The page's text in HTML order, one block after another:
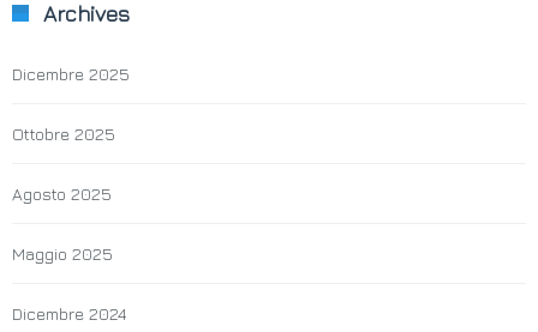
Archives
Dicembre 2025
Ottobre 2025
Agosto 2025
Maggio 2025
Dicembre 2024